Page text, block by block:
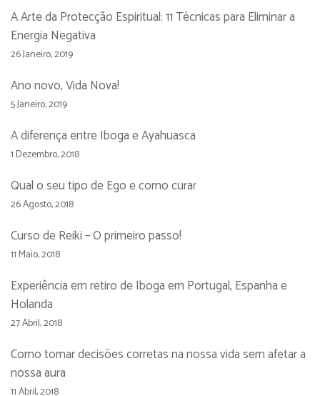
A Arte da Protecção Espiritual: 11 Técnicas para Eliminar a
Energia Negativa
26 Janeiro, 2019
Ano novo, Vida Nova!
5 Janeiro, 2019
A diferença entre Iboga e Ayahuasca
1 Dezembro, 2018
Qual o seu tipo de Ego e como curar
26 Agosto, 2018
Curso de Reiki – O primeiro passo!
11 Maio, 2018
Experiência em retiro de Iboga em Portugal, Espanha e
Holanda
27 Abril, 2018
Como tomar decisões corretas na nossa vida sem afetar a
nossa aura
11 Abril, 2018